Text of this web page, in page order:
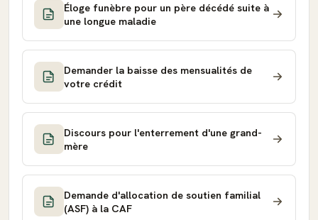
Éloge funèbre pour un père décédé suite à
une longue maladie
Demander la baisse des mensualités de
votre crédit
Discours pour l'enterrement d'une grand-
mère
Demande d'allocation de soutien familial
(ASF) à la CAF